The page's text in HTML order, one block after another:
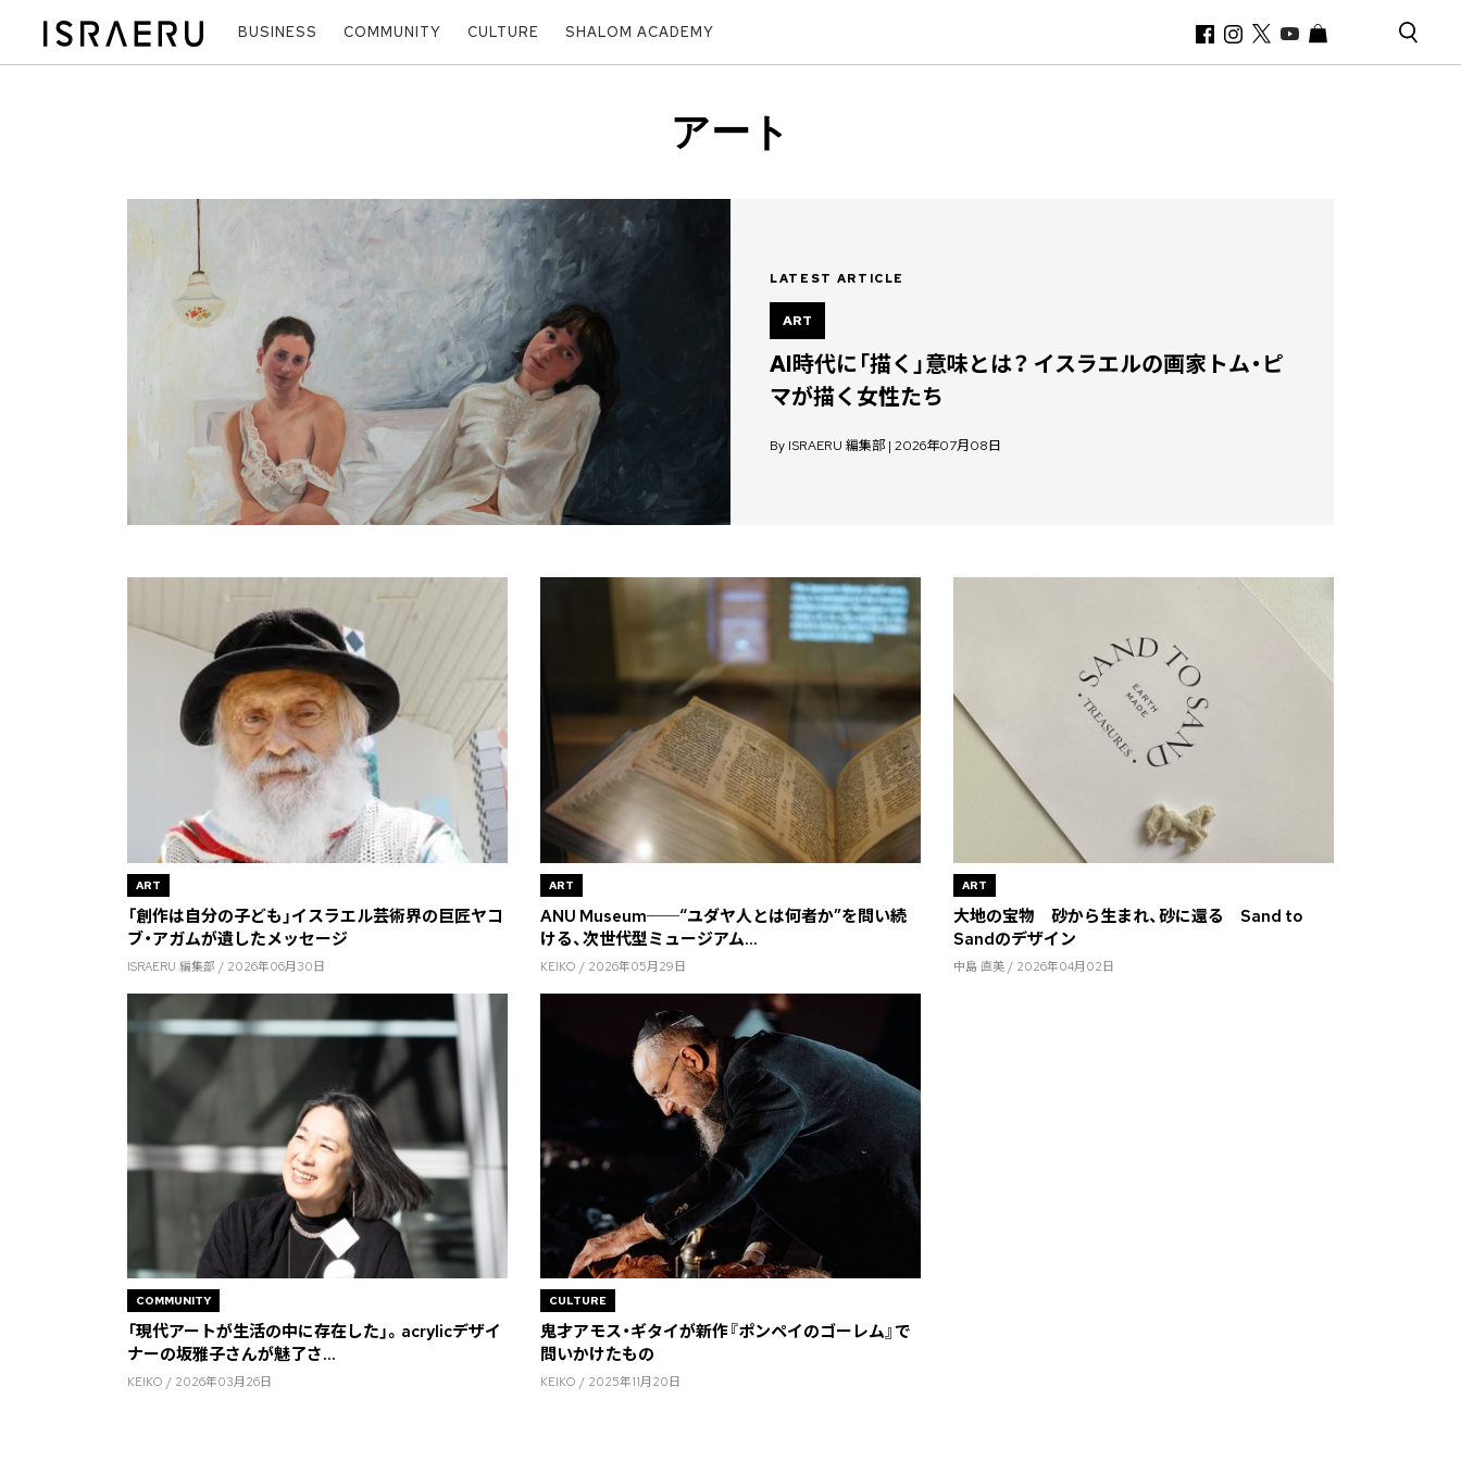
BUSINESS COMMUNITY CULTURE SHALOM ACADEMY
アート
LATEST ARTICLE
ART
AI時代に「描く」意味とは？ イスラエルの画家トム・ピ
マが描く女性たち
By ISRAERU 編集部 | 2026年07月08日
ART
「創作は自分の子ども」――イスラエル芸術界の巨匠ヤコ
ブ・アガムが遺したメッセージ
ISRAERU 編集部 / 2026年06月30日
ART
ANU Museum──“ユダヤ人とは何者か”を問い続
ける、次世代型ミュージアム...
KEIKO / 2026年05月29日
ART
大地の宝物 砂から生まれ、砂に還る Sand to
Sandのデザイン
中島 直美 / 2026年04月02日
COMMUNITY
「現代アートが生活の中に存在した」。acrylicデザイ
ナーの坂雅子さんが魅了さ...
KEIKO / 2026年03月26日
CULTURE
鬼才アモス・ギタイが新作『ポンペイのゴーレム』で
問いかけたもの
KEIKO / 2025年11月20日